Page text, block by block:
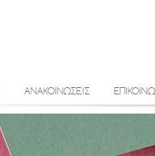
ΑΝΑΚΟΙΝΩΣΕΙΣ